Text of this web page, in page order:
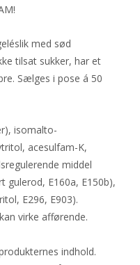
med sød
tilsat sukker, har et
Sælges i pose á 50
isomalto-
acesulfam-K,
middel
gulerod, E160a, E150b),
E296, E903).
virke afførende.
indhold.